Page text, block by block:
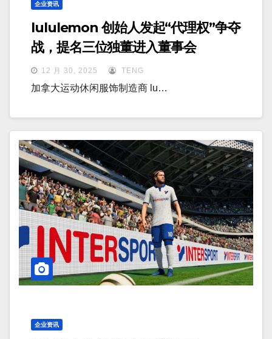
企业资讯
lululemon 创始人发起“代理权”争夺
战，提名三位独董进入董事会
12 月 30, 2025 TENG
加拿大运动休闲服饰制造商 lu…
企业资讯